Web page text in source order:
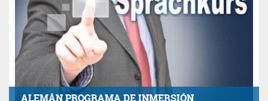
ALEMÁN PROGRAMA DE INMERSIÓN